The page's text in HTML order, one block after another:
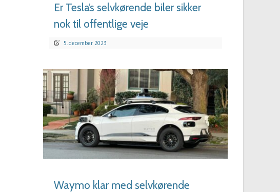
Er Tesla’s selvkørende biler sikker
nok til offentlige veje
5. december 2023
LÆS MERE
Waymo klar med selvkørende